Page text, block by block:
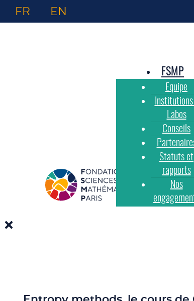
FR EN
FSMP
Equipe
Labos
Conseils
Statuts et
rapports
Nos